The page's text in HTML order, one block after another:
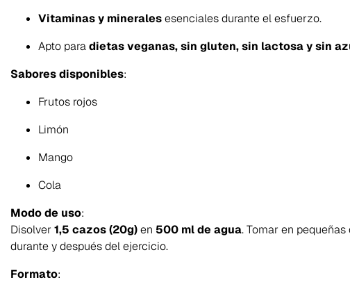
Vitaminas y mineralesesenciales durante el esfuerzo.
Apto paradietas veganas, sin gluten, sin lactosa y sin
Sabores disponibles:
Frutos rojos
Limón
Mango
Cola
Modo de uso:
Disolver 1,5 cazos (20g)en 500 ml de agua. Tomar en pequeñas
durante y después del ejercicio.
Formato: